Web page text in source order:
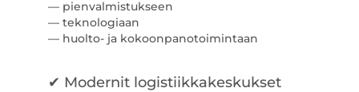
— pienvalmistukseen
— teknologiaan
— huolto- ja kokoonpanotoimintaan
✔ Modernit logistiikkakeskukset